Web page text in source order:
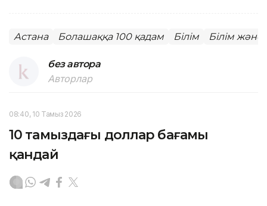
Астана Болашаққа 100 қадам Білім Білім
без автора
Авторлар
08:40, 10 Тамыз 2026
10 тамыздағы доллар бағамы
қандай